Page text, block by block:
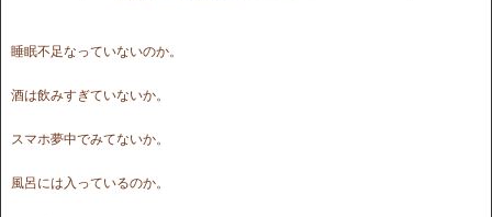
睡眠不足なっていないのか。
酒は飲みすぎていないか。
スマホ夢中でみてないか。
風呂には入っているのか。